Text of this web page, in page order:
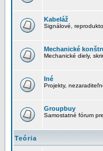
Kabeláž
Signálové,
Mechanické
Mechanické diely,
Iné
Projekty,
Groupbuy
Samostatné fórum
Teória